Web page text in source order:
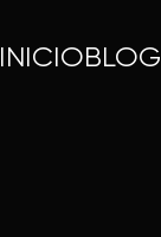
INICIOBLOG